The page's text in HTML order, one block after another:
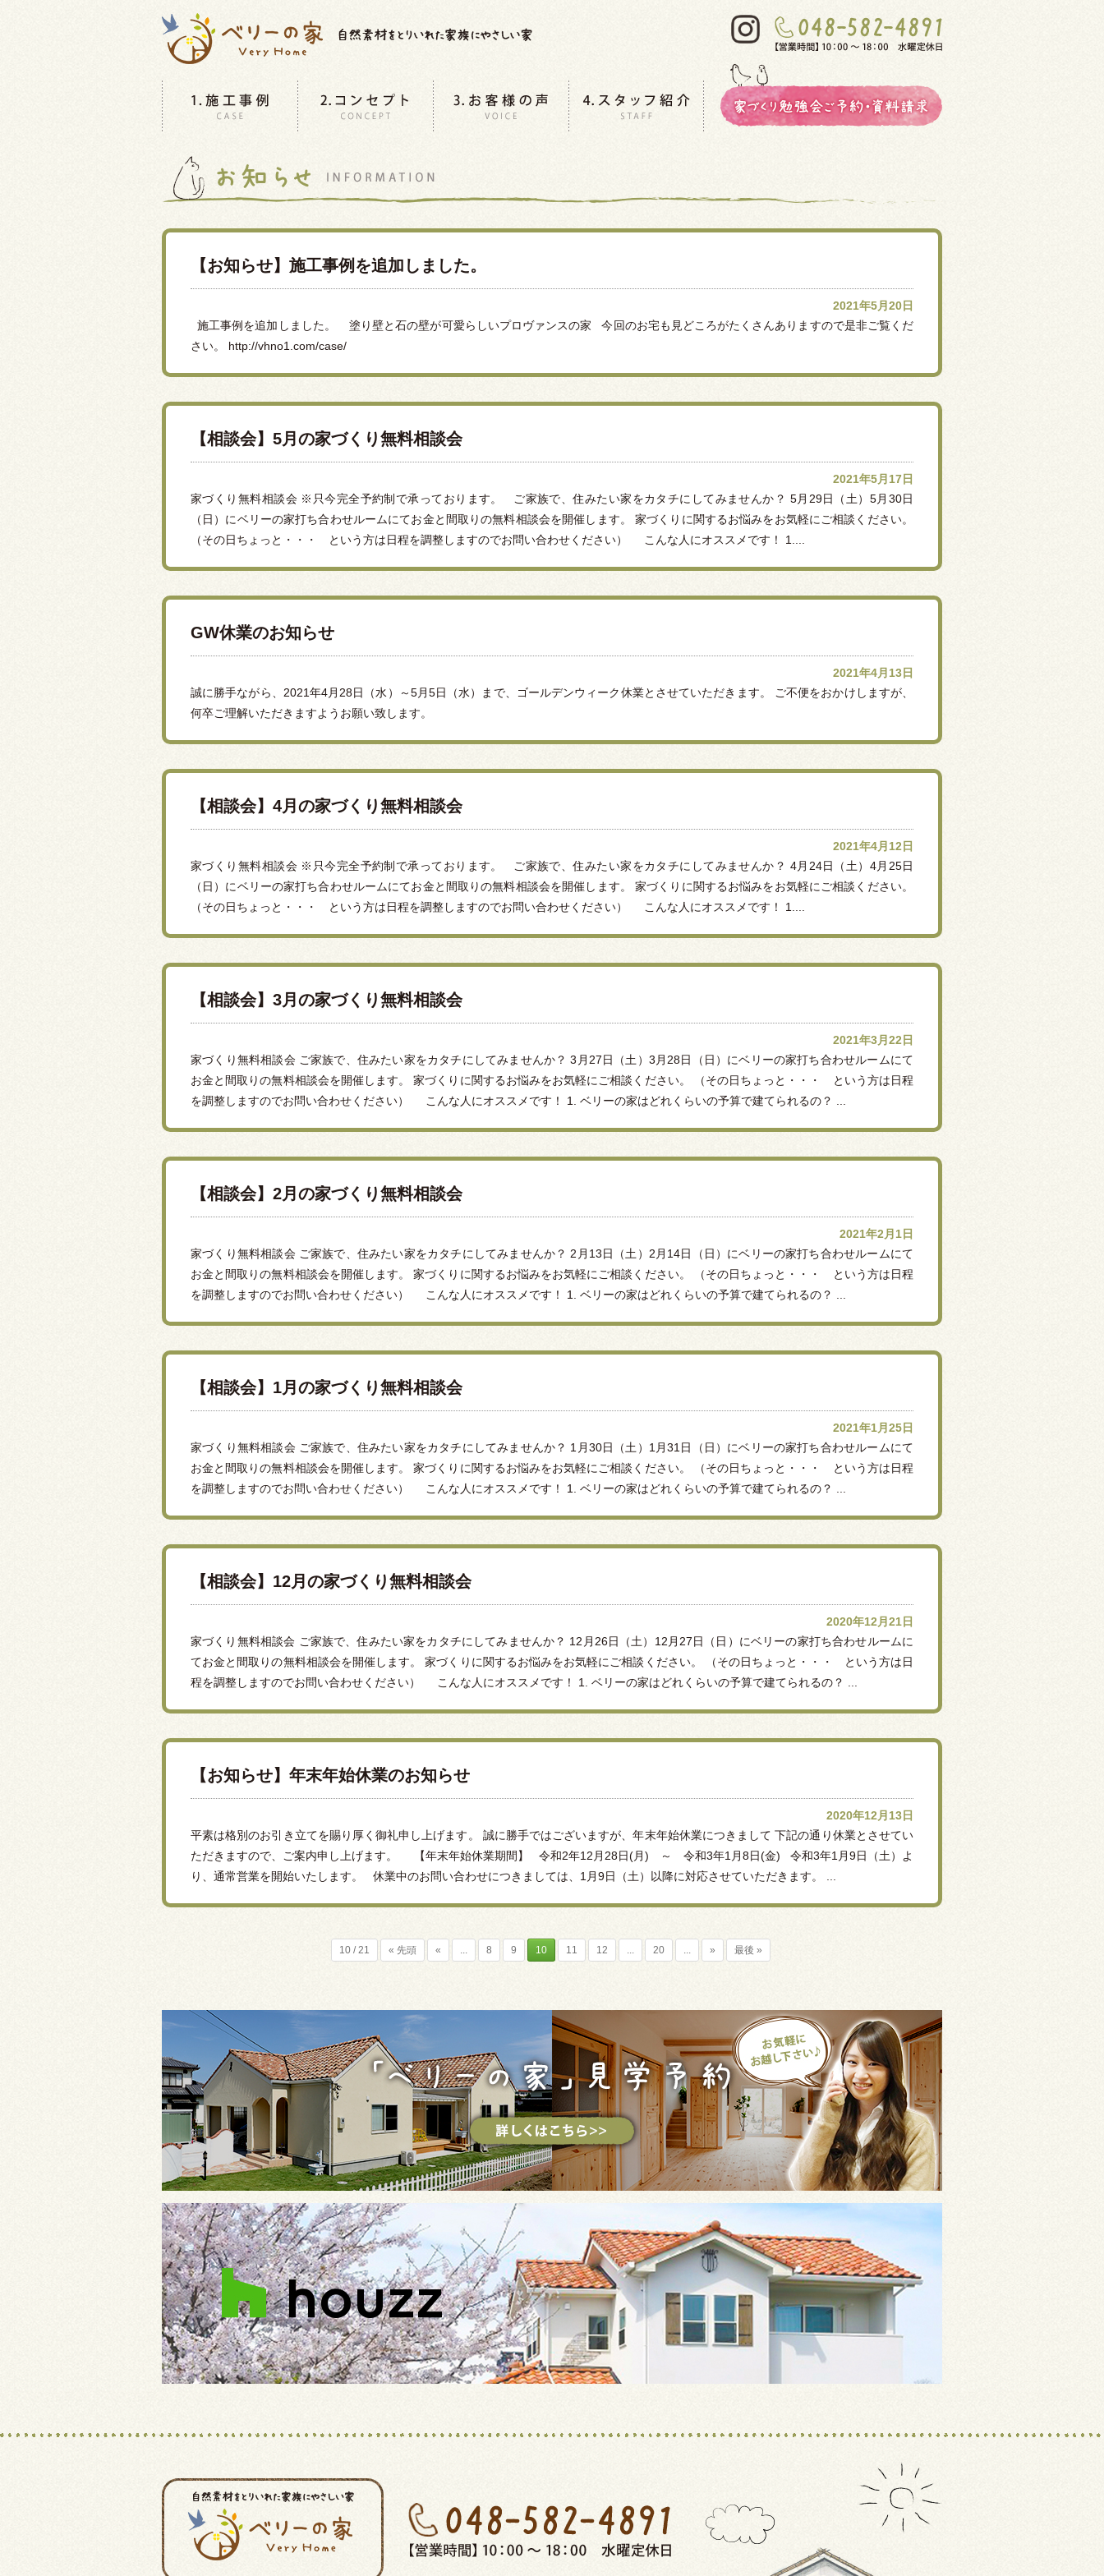
【お知らせ】施工事例を追加しました。
2021年5月20日
施工事例を追加しました。 塗り壁と石の壁が可愛らしいプロヴァンスの家 今回のお宅も見どころがたくさんありますので是非ご覧くだ
さい。 http://vhno1.com/case/
【相談会】5月の家づくり無料相談会
2021年5月17日
家づくり無料相談会 ※只今完全予約制で承っております。 ご家族で、住みたい家をカタチにしてみませんか？ 5月29日（土）5月30日
（日）にベリーの家打ち合わせルームにてお金と間取りの無料相談会を開催します。 家づくりに関するお悩みをお気軽にご相談ください。
（その日ちょっと・・・ という方は日程を調整しますのでお問い合わせください） こんな人にオススメです！ 1....
GW休業のお知らせ
2021年4月13日
誠に勝手ながら、2021年4月28日（水）～5月5日（水）まで、ゴールデンウィーク休業とさせていただきます。 ご不便をおかけしますが、
何卒ご理解いただきますようお願い致します。
【相談会】4月の家づくり無料相談会
2021年4月12日
家づくり無料相談会 ※只今完全予約制で承っております。 ご家族で、住みたい家をカタチにしてみませんか？ 4月24日（土）4月25日
（日）にベリーの家打ち合わせルームにてお金と間取りの無料相談会を開催します。 家づくりに関するお悩みをお気軽にご相談ください。
（その日ちょっと・・・ という方は日程を調整しますのでお問い合わせください） こんな人にオススメです！ 1....
【相談会】3月の家づくり無料相談会
2021年3月22日
家づくり無料相談会 ご家族で、住みたい家をカタチにしてみませんか？ 3月27日（土）3月28日（日）にベリーの家打ち合わせルームにて
お金と間取りの無料相談会を開催します。 家づくりに関するお悩みをお気軽にご相談ください。 （その日ちょっと・・・ という方は日程
を調整しますのでお問い合わせください） こんな人にオススメです！ 1. ベリーの家はどれくらいの予算で建てられるの？ ...
【相談会】2月の家づくり無料相談会
2021年2月1日
家づくり無料相談会 ご家族で、住みたい家をカタチにしてみませんか？ 2月13日（土）2月14日（日）にベリーの家打ち合わせルームにて
お金と間取りの無料相談会を開催します。 家づくりに関するお悩みをお気軽にご相談ください。 （その日ちょっと・・・ という方は日程
を調整しますのでお問い合わせください） こんな人にオススメです！ 1. ベリーの家はどれくらいの予算で建てられるの？ ...
【相談会】1月の家づくり無料相談会
2021年1月25日
家づくり無料相談会 ご家族で、住みたい家をカタチにしてみませんか？ 1月30日（土）1月31日（日）にベリーの家打ち合わせルームにて
お金と間取りの無料相談会を開催します。 家づくりに関するお悩みをお気軽にご相談ください。 （その日ちょっと・・・ という方は日程
を調整しますのでお問い合わせください） こんな人にオススメです！ 1. ベリーの家はどれくらいの予算で建てられるの？ ...
【相談会】12月の家づくり無料相談会
2020年12月21日
家づくり無料相談会 ご家族で、住みたい家をカタチにしてみませんか？ 12月26日（土）12月27日（日）にベリーの家打ち合わせルームに
てお金と間取りの無料相談会を開催します。 家づくりに関するお悩みをお気軽にご相談ください。 （その日ちょっと・・・ という方は日
程を調整しますのでお問い合わせください） こんな人にオススメです！ 1. ベリーの家はどれくらいの予算で建てられるの？ ...
【お知らせ】年末年始休業のお知らせ
2020年12月13日
平素は格別のお引き立てを賜り厚く御礼申し上げます。 誠に勝手ではございますが、年末年始休業につきまして 下記の通り休業とさせてい
ただきますので、ご案内申し上げます。 【年末年始休業期間】 令和2年12月28日(月) ～ 令和3年1月8日(金) 令和3年1月9日（土）よ
り、通常営業を開始いたします。 休業中のお問い合わせにつきましては、1月9日（土）以降に対応させていただきます。 ...
10 / 21 « 先頭 « ... 8 9 10 11 12 ... 20 ... » 最後 »